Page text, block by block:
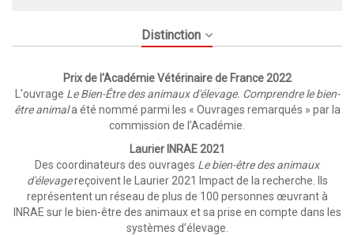
Distinction
Prix de l'Académie Vétérinaire de France 2022
L'ouvrage Le Bien-Être des animaux d'élevage. Comprendre le bien-
être animala été nommé parmi les « Ouvrages remarqués » par la
commission de l’Académie.
Laurier INRAE 2021
Des coordinateurs des ouvrages Le bien-être des animaux
d'élevagereçoivent le Laurier 2021 Impact de la recherche. Ils
représentent un réseau de plus de 100 personnes œuvrant à
INRAE sur le bien-être des animaux et sa prise en compte dans les
systèmes d’élevage.